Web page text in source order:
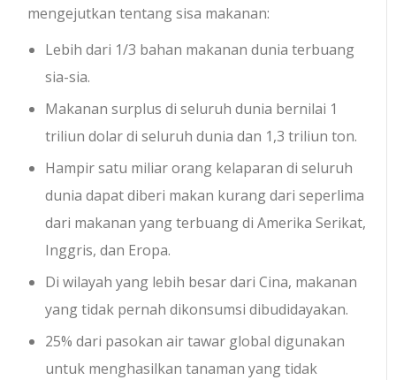
mengejutkan tentang sisa makanan:
Lebih dari 1/3 bahan makanan dunia terbuang
sia-sia.
Makanan surplus di seluruh dunia bernilai 1
triliun dolar di seluruh dunia dan 1,3 triliun ton.
Hampir satu miliar orang kelaparan di seluruh
dunia dapat diberi makan kurang dari seperlima
dari makanan yang terbuang di Amerika Serikat,
Inggris, dan Eropa.
Di wilayah yang lebih besar dari Cina, makanan
yang tidak pernah dikonsumsi dibudidayakan.
25% dari pasokan air tawar global digunakan
untuk menghasilkan tanaman yang tidak